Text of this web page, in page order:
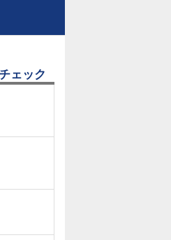
ェック